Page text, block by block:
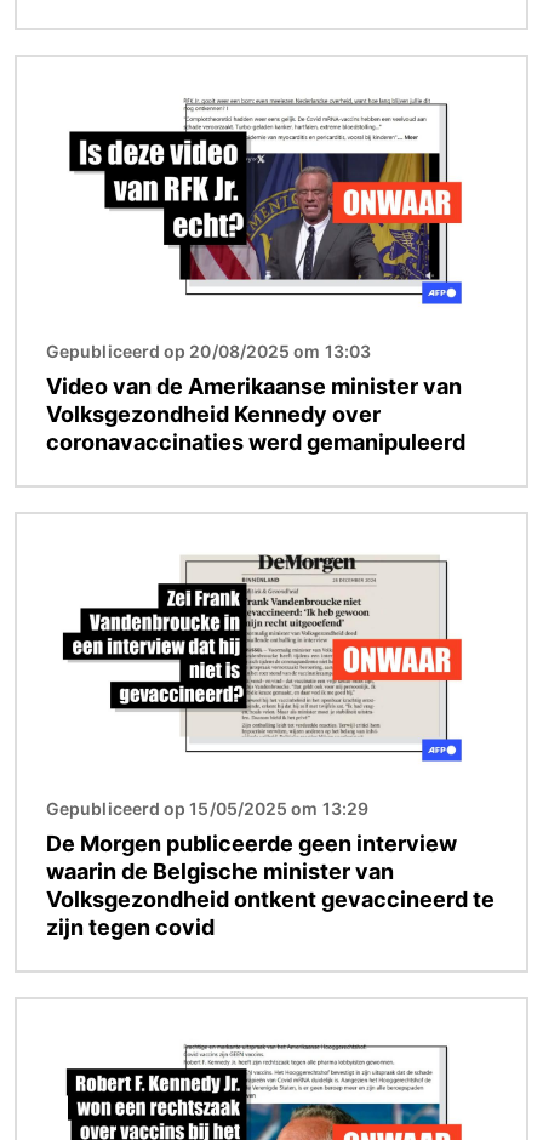
Gepubliceerd op 20/08/2025 om 13:03
Video van de Amerikaanse minister van
Volksgezondheid Kennedy over
coronavaccinaties werd gemanipuleerd
Gepubliceerd op 15/05/2025 om 13:29
De Morgen publiceerde geen interview
waarin de Belgische minister van
Volksgezondheid ontkent gevaccineerd te
zijn tegen covid